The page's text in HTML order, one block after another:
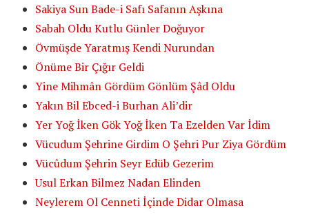
Sakiya Sun Bade-i Safı Safanın Aşkına
Sabah Oldu Kutlu Günler Doğuyor
Övmüşde Yaratmış Kendi Nurundan
Önüme Bir Çığır Geldi
Yine Mihmân Gördüm Gönlüm Şâd Oldu
Yakın Bil Ebced-i Burhan Ali’dir
Yer Yoğ İken Gök Yoğ İken Ta Ezelden Var İdim
Vücudum Şehrine Girdim O Şehri Pur Ziya Gördüm
Vücûdum Şehrin Seyr Edüb Gezerim
Usul Erkan Bilmez Nadan Elinden
Neylerem Ol Cenneti İçinde Didar Olmasa